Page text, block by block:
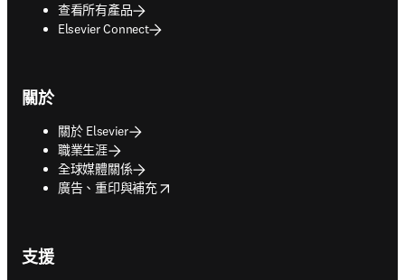
查看所有產品
Elsevier Connect
關於
關於 Elsevier
職業生涯
全球媒體關係
廣告、重印與補充
opens in new tab/window
支援